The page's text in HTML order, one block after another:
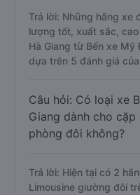
Trả lời: Những hãng xe
lượng tốt, xuất sắc,
Hà Giang từ Bến xe
dựa trên 5 đánh giá
Câu hỏi: Có loại xe
Giang dành cho
phòng đôi không?
Trả lời: Hiện tại có 2
Limousine giường đôi